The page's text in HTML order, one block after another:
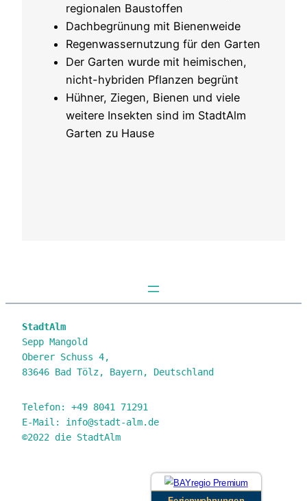
regionalen Baustoffen
Dachbegrünung mit Bienenweide
Regenwassernutzung für den Garten
Der Garten wurde mit heimischen,
nicht-hybriden Pflanzen begrünt
Hühner, Ziegen, Bienen und viele
weitere Insekten sind im StadtAlm
Garten zu Hause
StadtAlm
Sepp Mangold
Oberer Schuss 4,
83646 Bad Tölz, Bayern, Deutschland
Telefon: +49 8041 71291
E-Mail: info@stadt-alm.de
©2022 die StadtAlm